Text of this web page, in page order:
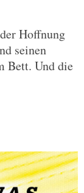
Hoffnung
seinen
Bett. Und die